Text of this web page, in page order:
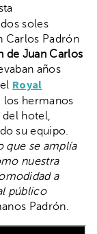
soles
Carlos Padrón
de Juan Carlos
años
Royal
los hermanos
del hotel,
su equipo.
que se amplía
nuestra
a
público
Padrón.